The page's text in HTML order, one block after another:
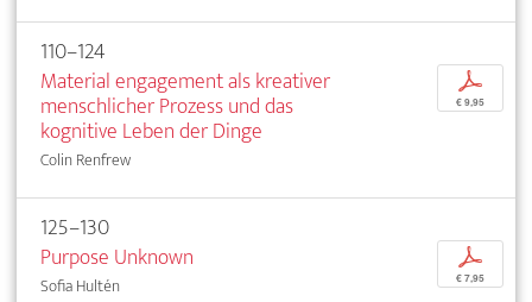
110–124
Material engagement als kreativer
menschlicher Prozess und das
kognitive Leben der Dinge
Colin Renfrew
p
€ 9,95
125–130
Purpose Unknown
Sofia Hultén
p
€ 7,95